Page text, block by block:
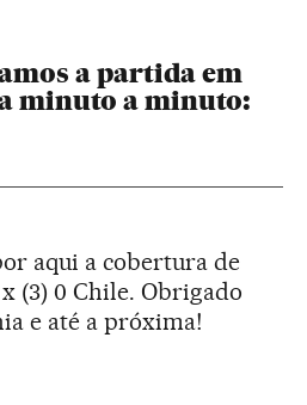
a partida em
minuto a minuto:
aqui a cobertura de
(3) 0 Chile. Obrigado
e até a próxima!